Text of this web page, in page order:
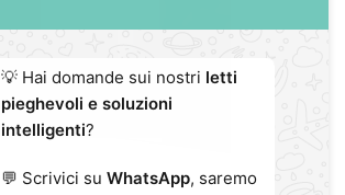
💡 Hai domande sui nostri letti
pieghevoli e soluzioni
intelligenti?
💬 Scrivici su WhatsApp, saremo